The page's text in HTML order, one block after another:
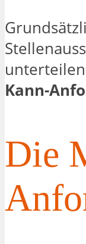
Kann-
Die